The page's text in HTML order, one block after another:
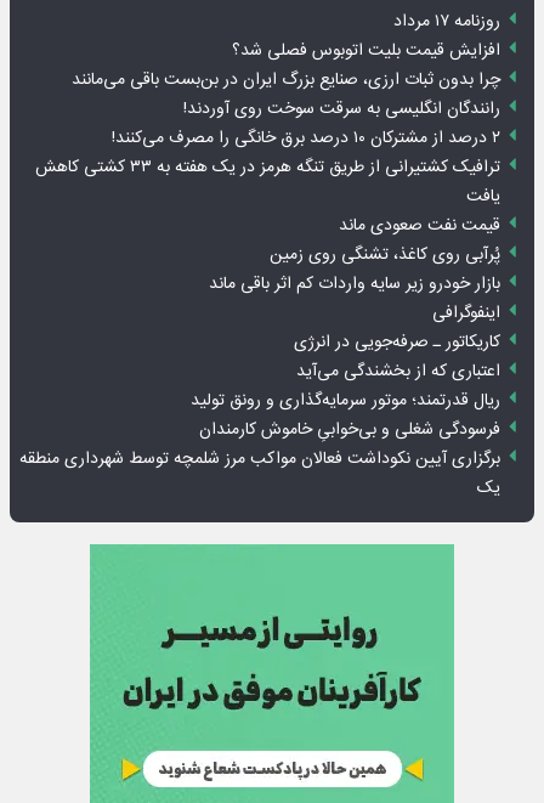
روزنامه ۱۷ مرداد
افزایش قیمت بلیت اتوبوس فصلی شد؟
چرا بدون ثبات ارزی، صنایع بزرگ ایران در بن‌بست باقی می‌مانند
رانندگان انگلیسی به سرقت سوخت روی آوردند!
۲ درصد از مشترکان ۱۰ درصد برق خانگی را مصرف می‌کنند!
ترافیک کشتیرانی از طریق تنگه هرمز در یک هفته به ۳۳ کشتی کاهش
یافت
قیمت نفت صعودی ماند
پُرآبی روی کاغذ، تشنگی روی زمین
بازار خودرو زیر سایه واردات کم اثر باقی ماند
اینفوگرافی
کاریکاتور ـ صرفه‌جویی در انرژی
اعتباری که از بخشندگی می‌آید
ریال قدرتمند؛ موتور سرمایه‌گذاری و رونق تولید
فرسودگی شغلی و بی‌خوابیِ خاموش کارمندان
برگزاری آیین نکوداشت فعالان مواکب مرز شلمچه توسط شهرداری منطقه
یک